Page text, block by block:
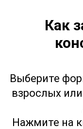
Как
Выберите
взрослых
Нажмите на